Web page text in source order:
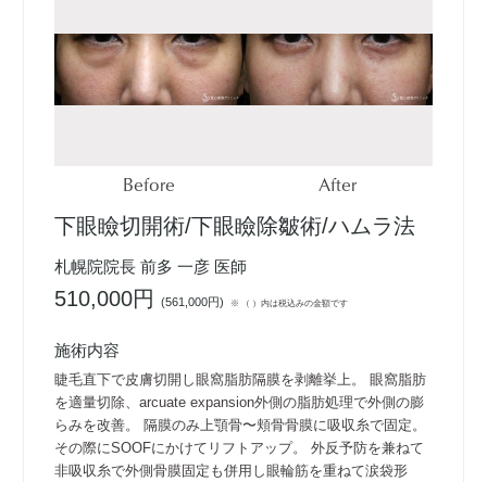
Before After
下眼瞼切開術/下眼瞼除皺術/ハムラ法
札幌院院長 前多 一彦 医師
510,000円(561,000円) ※ （ ）内は税込みの金額です
施術内容
睫毛直下で皮膚切開し眼窩脂肪隔膜を剥離挙上。 眼窩脂肪
を適量切除、arcuate expansion外側の脂肪処理で外側の膨
らみを改善。 隔膜のみ上顎骨〜頬骨骨膜に吸収糸で固定。
その際にSOOFにかけてリフトアップ。 外反予防を兼ねて
非吸収糸で外側骨膜固定も併用し眼輪筋を重ねて涙袋形